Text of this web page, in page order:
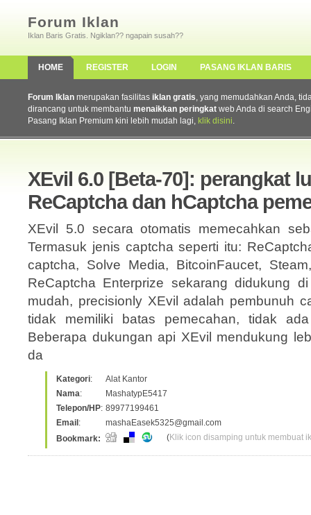
Forum Iklan
Iklan Baris Gratis. Ngiklan?? ngapain susah??
HOME REGISTER LOGIN PASANG IKLAN BARIS
Forum Iklan merupakan fasilitas iklan gratis, yang memudahkan Anda,
dirancang untuk membantu menaikkan peringkat web Anda di search
Pasang Iklan Premium kini lebih mudah lagi, klik disini.
XEvil 6.0 [Beta-70]: perangkat
ReCaptcha dan hCaptcha
XEvil 5.0 secara otomatis memecahkan
Termasuk jenis captcha seperti itu:
captcha, Solve Media, BitcoinFaucet,
ReCaptcha Enterprize sekarang didukung
mudah, precisionly XEvil adalah pembunuh
tidak memiliki batas pemecahan, tidak
Beberapa dukungan api XEvil mendukung
da
Kategori:
Alat Kantor
Nama:
MashatypE5417
Telepon/HP: 89977199461
Email :
mashaEasek5325@gmail.com
Bookmark:
(Klik icon disamping untuk membuat